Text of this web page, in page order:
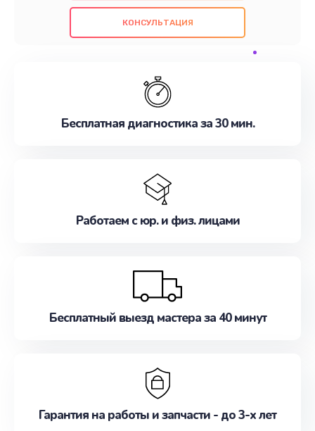
также гарантируем качество всех
проведенных работ. Наша цель - предоставить
наилучшим образом. Не медлите записаться на
КОНСУЛЬТАЦИЯ
Бесплатная диагностика за 30 мин.
Работаем с юр. и физ. лицами
Бесплатный выезд мастера за 40 минут
Гарантия на работы и запчасти - до 3-х лет